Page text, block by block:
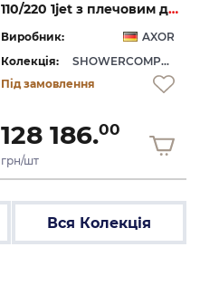
110/220 1jet з плечовим душем, Chrome (12593000)
Виробник:
AXOR
Колекція:
SHOWERCOMPOSITION
Під замовлення
128 186.00
грн/шт
Вся Колекція